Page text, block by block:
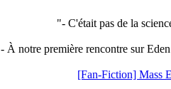
"- C'était pas de la
- À notre première rencontre sur
[Fan-Fiction] Mass